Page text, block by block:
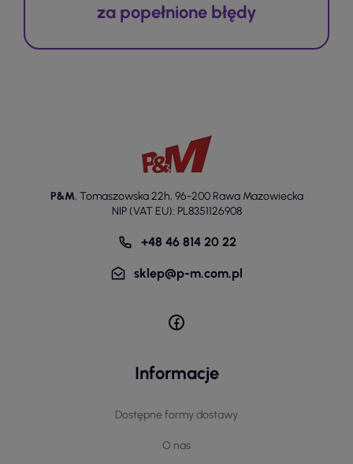
za popełnione błędy
P&M, Tomaszowska 22h, 96-200 Rawa Mazowiecka
NIP (VAT EU): PL8351126908
+48 46 814 20 22
sklep@p-m.com.pl
Informacje
Dostępne formy dostawy
O nas